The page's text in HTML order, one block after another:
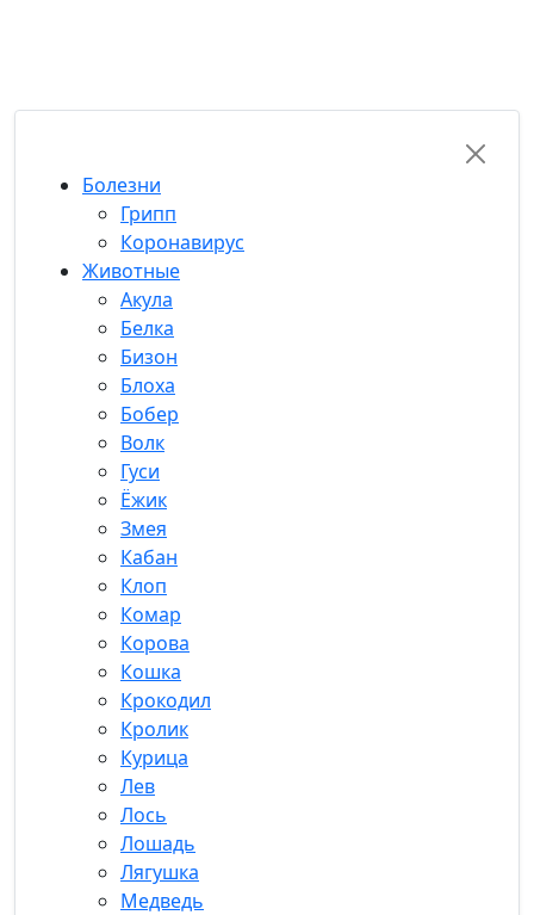
Болезни
Грипп
Коронавирус
Животные
Акула
Белка
Бизон
Блоха
Бобер
Волк
Гуси
Ёжик
Змея
Кабан
Клоп
Комар
Корова
Кошка
Крокодил
Кролик
Курица
Лев
Лось
Лошадь
Лягушка
Медведь